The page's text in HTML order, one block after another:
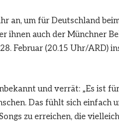
an, um für Deutschland
ihnen auch der Münchner
Februar (20.15 Uhr/ARD)
und verrät: „Es ist
Das fühlt sich einfach
zu erreichen, die